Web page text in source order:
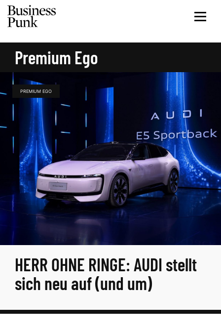
Premium Ego
PREMIUM EGO
HERR OHNE RINGE: AUDI stellt
sich neu auf (und um)